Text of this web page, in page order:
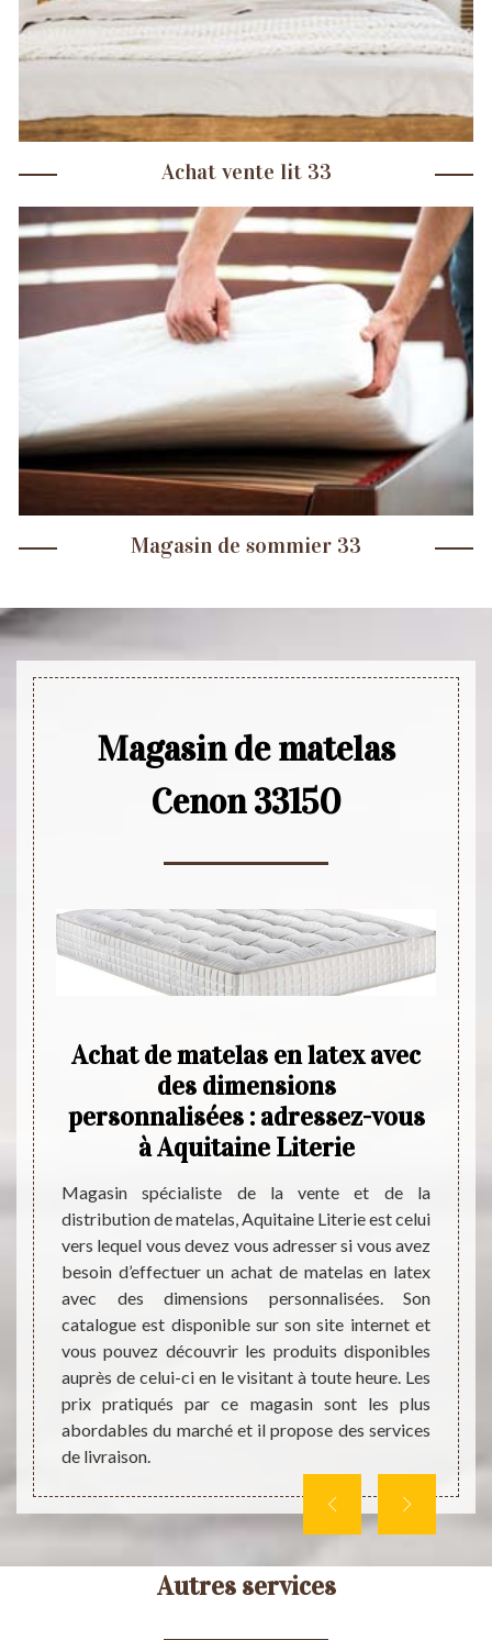
Achat vente lit 33
Magasin de sommier 33
Magasin de matelas
Cenon 33150
qui
des
de
de
site
Achat de matelas en latex avec
des dimensions
personnalisées : adressez-vous
à Aquitaine Literie
Magasin spécialiste de la vente et de la
distribution de matelas, Aquitaine Literie est celui
vers lequel vous devez vous adresser si vous avez
besoin d’effectuer un achat de matelas en latex
avec des dimensions personnalisées. Son
catalogue est disponible sur son site internet et
vous pouvez découvrir les produits disponibles
auprès de celui-ci en le visitant à toute heure. Les
prix pratiqués par ce magasin sont les plus
abordables du marché et il propose des services
de livraison.
est
son
Autres services